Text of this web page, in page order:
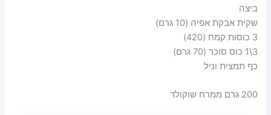
ביצה
שקית אבקת אפיה (10 גרם)
3 כוסות קמח (420)
3\1 כוס סוכר (70 גרם)
כף תמצית וניל
200 גרם ממרח שוקולד